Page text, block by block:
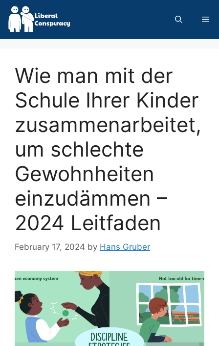
Skip
content
Wie man mit der
Schule Ihrer Kinder
zusammenarbeitet,
um schlechte
Gewohnheiten
einzudämmen –
2024 Leitfaden
February 17, 2024 by Hans Gruber